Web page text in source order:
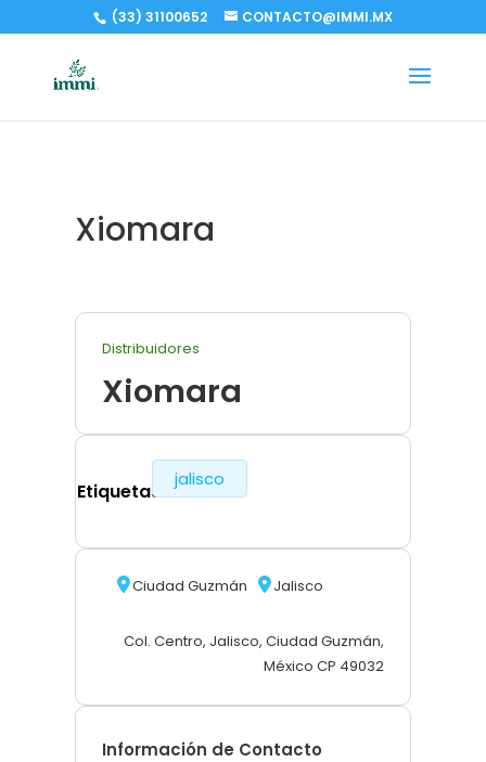
(33) 31100652 CONTACTO@IMMI.MX
Xiomara
Distribuidores
Xiomara
Etiquetas
jalisco
Ciudad Guzmán Jalisco
Col. Centro, Jalisco, Ciudad Guzmán,
México CP 49032
Información de Contacto